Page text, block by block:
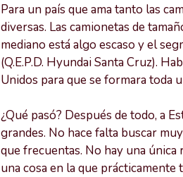
Para un país que ama tanto las
diversas. Las camionetas de
mediano está algo escaso y el
(Q.E.P.D. Hyundai Santa Cruz).
Unidos para que se formara toda
¿Qué pasó? Después de todo, a
grandes. No hace falta buscar
que frecuentas. No hay una
una cosa en la que